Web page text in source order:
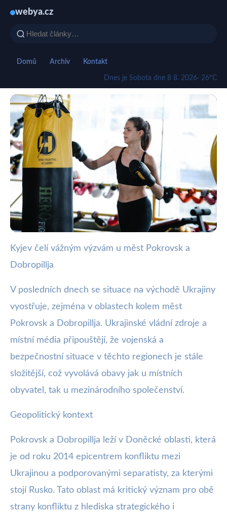
webya.cz
Domů Archiv Kontakt
Dnes je Sobota dne 8 8. 2026· 26°C
webya.cz
Kyjev bojuje: Vážné výzvy u
Pokrovsk a Dobropillja eskalují
13. 8. 2025 · 3 min čtení · Autor: Milan Jiránek
Kyjev čelí vážným výzvám u měst Pokrovsk a
Dobropillja
V posledních dnech se situace na východě Ukrajiny
vyostřuje, zejména v oblastech kolem měst
Pokrovsk a Dobropillja. Ukrajinské vládní zdroje a
místní média připouštějí, že vojenská a
bezpečnostní situace v těchto regionech je stále
složitější, což vyvolává obavy jak u místních
obyvatel, tak u mezinárodního společenství.
Geopolitický kontext
Pokrovsk a Dobropillja leží v Doněcké oblasti, která
je od roku 2014 epicentrem konfliktu mezi
Ukrajinou a podporovanými separatisty, za kterými
stojí Rusko. Tato oblast má kritický význam pro obě
strany konfliktu z hlediska strategického i